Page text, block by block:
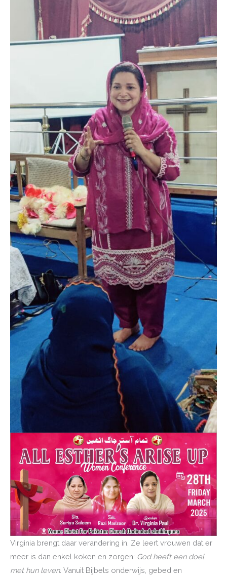
Virginia brengt daar verandering in. Ze leert vrouwen dat er
meer is dan enkel koken en zorgen: God heeft een doel
met hun leven. Vanuit Bijbels onderwijs, gebed en